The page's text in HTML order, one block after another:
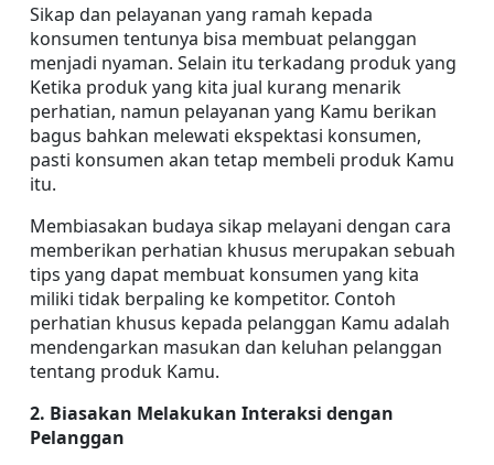
Sikap dan pelayanan yang ramah kepada
konsumen tentunya bisa membuat pelanggan
menjadi nyaman. Selain itu terkadang produk yang
Ketika produk yang kita jual kurang menarik
perhatian, namun pelayanan yang Kamu berikan
bagus bahkan melewati ekspektasi konsumen,
pasti konsumen akan tetap membeli produk Kamu
itu.
Membiasakan budaya sikap melayani dengan cara
memberikan perhatian khusus merupakan sebuah
tips yang dapat membuat konsumen yang kita
miliki tidak berpaling ke kompetitor. Contoh
perhatian khusus kepada pelanggan Kamu adalah
mendengarkan masukan dan keluhan pelanggan
tentang produk Kamu.
2. Biasakan Melakukan Interaksi dengan
Pelanggan